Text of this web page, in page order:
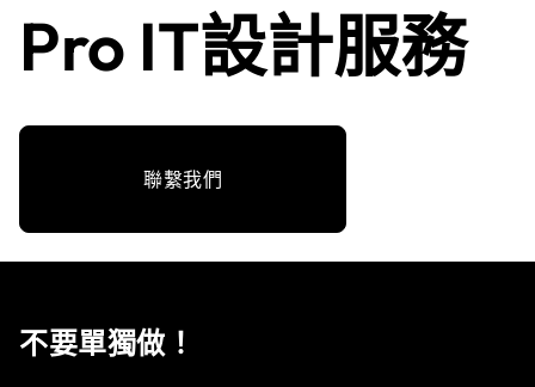
Pro IT設計服務
聯繫我們
不要單獨做！